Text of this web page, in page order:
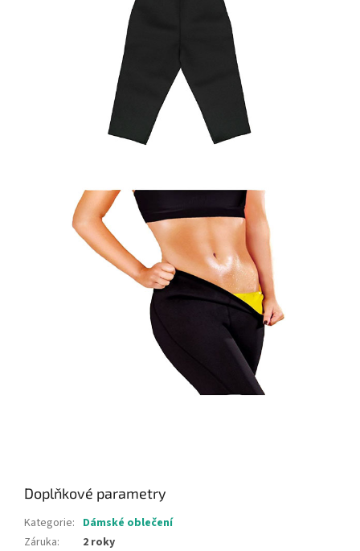
Doplňkové parametry
Kategorie: Dámské oblečení
Záruka:
2 roky